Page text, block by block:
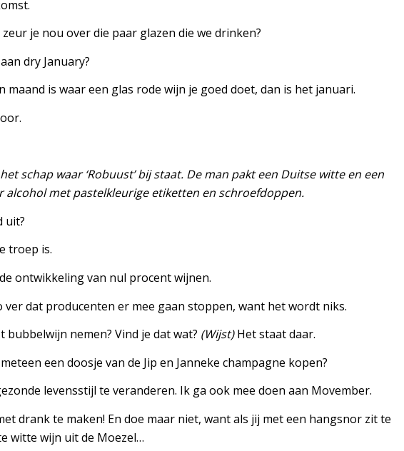
je nou over die paar glazen die we drinken?
dry January?
maand is waar een glas rode wijn je goed doet, dan is het januari.
schap waar ‘Robuust’ bij staat. De man pakt een Duitse witte en een
alcohol met pastelkleurige etiketten en schroefdoppen.
uit?
troep is.
ontwikkeling van nul procent wijnen.
ver dat producenten er mee gaan stoppen, want het wordt niks.
nemen? Vind je dat wat? (Wijst)Het staat daar.
een doosje van de Jip en Janneke champagne kopen?
levensstijl te veranderen. Ik ga ook mee doen aan Movember.
drank te maken! En doe maar niet, want als jij met een hangsnor zit te
witte wijn uit de Moezel…